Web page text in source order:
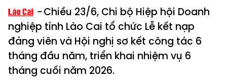
Chiều 23/6, Chi bộ Hiệp hội Doanh
nghiệp tỉnh Lào Cai tổ chức Lễ kết nạp
đảng viên và Hội nghị sơ kết công tác 6
tháng đầu năm, triển khai nhiệm vụ 6
tháng cuối năm 2026.